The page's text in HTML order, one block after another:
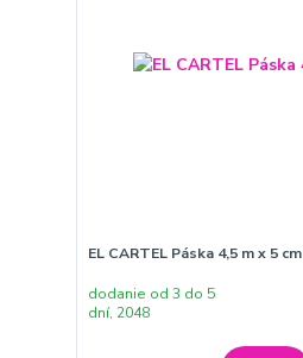
EL CARTEL Páska 4,5 m x 5 cm
dodanie od 3 do 5
dní, 2048